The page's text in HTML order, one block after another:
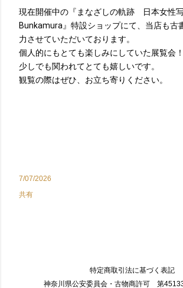
現在開催中の『まなざしの軌跡 日本女性
Bunkamura』特設ショップにて、当店も古
力させていただいております。
個人的にもとても楽しみにしていた展覧会！
少しでも関われてとても嬉しいです。
観覧の際はぜひ、お立ち寄りください。
7/07/2026
共有
特定商取引法に基づく表記
神奈川県公安委員会・古物商許可 第